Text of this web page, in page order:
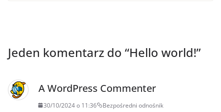
Jeden komentarz do “Hello world!”
A WordPress Commenter
30/10/2024 o 11:36 Bezpośredni odnośnik